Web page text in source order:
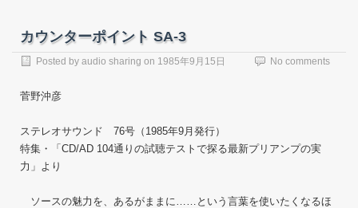
カウンターポイント SA-3
Posted by audio sharing on 1985年9月15日 No comments
菅野沖彦
ステレオサウンド 76号（1985年9月発行）
特集・「CD/AD 104通りの試聴テストで探る最新プリアンプの実
力」より
ソースの魅力を、あるがままに……という言葉を使いたくなるほ